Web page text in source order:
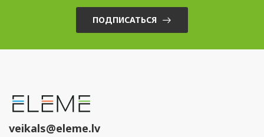
ПОДПИСАТЬСЯ
veikals@eleme.lv